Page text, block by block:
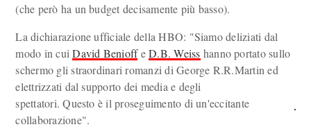
(che però ha un budget decisamente più basso).
La dichiarazione ufficiale della HBO: "Siamo deliziati dal
modo in cuiDavid BenioffeD.B. Weiss hanno portato sullo
schermo gli straordinari romanzi di George R.R.Martin ed
elettrizzati dal supporto dei media e degli
spettatori. Questo è il proseguimento di un'eccitante
collaborazione".